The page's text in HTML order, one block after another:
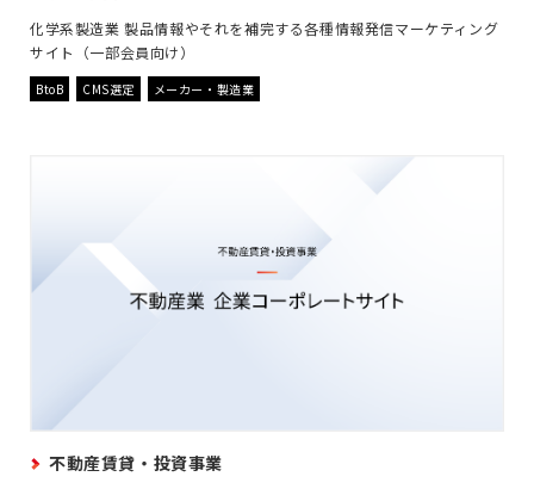
化学系製造業 製品情報やそれを補完する各種情報発信マーケティング
サイト（一部会員向け）
BtoB CMS選定 メーカー・製造業
不動産賃貸・投資事業